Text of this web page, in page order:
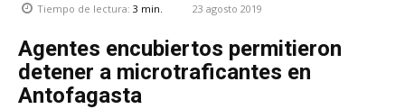
Tiempo de lectura: 3 min. 23 agosto 2019
Agentes encubiertos permitieron
detener a microtraficantes en
Antofagasta